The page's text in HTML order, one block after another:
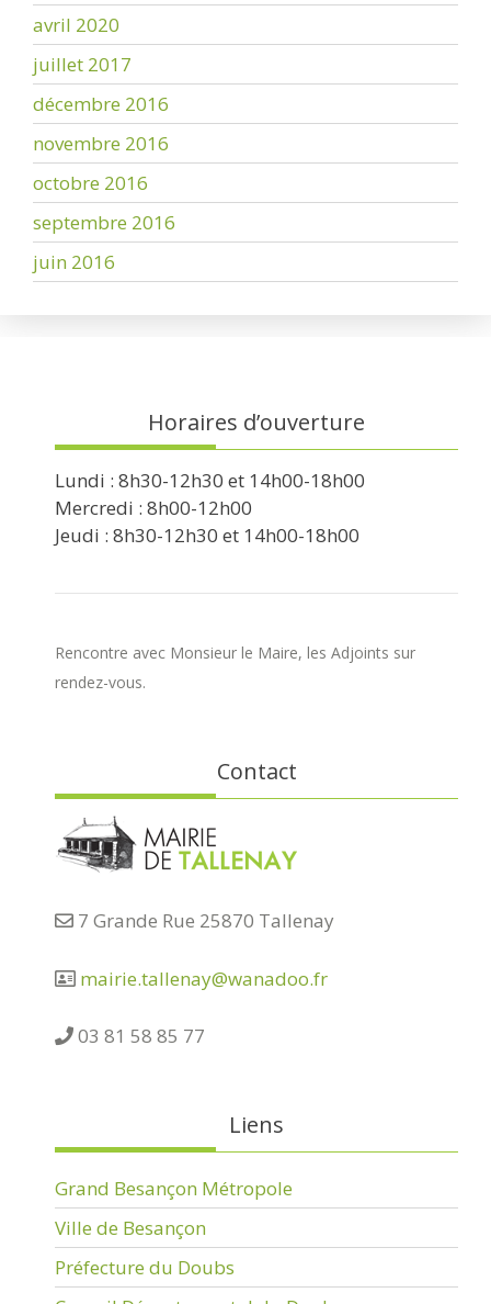
avril 2020
juillet 2017
décembre 2016
novembre 2016
octobre 2016
septembre 2016
juin 2016
Horaires d’ouverture
Lundi : 8h30-12h30 et 14h00-18h00
Mercredi : 8h00-12h00
Jeudi : 8h30-12h30 et 14h00-18h00
Rencontre avec Monsieur le Maire, les Adjoints sur
rendez-vous.
Contact
7 Grande Rue 25870 Tallenay
mairie.tallenay@wanadoo.fr
03 81 58 85 77
Liens
Grand Besançon Métropole
Ville de Besançon
Préfecture du Doubs